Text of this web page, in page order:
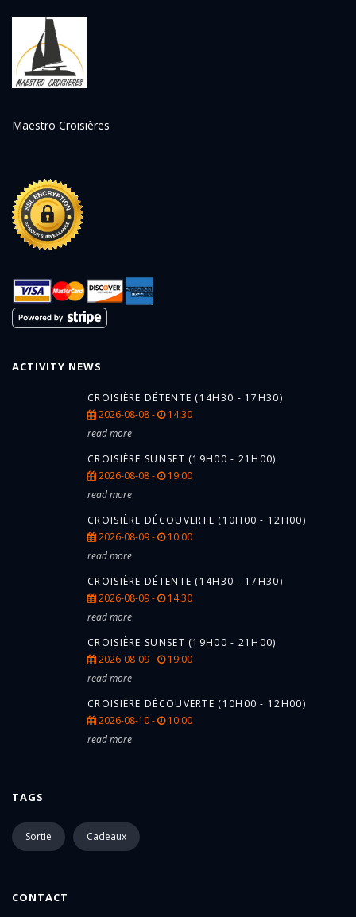
Maestro Croisières
ACTIVITY NEWS
CROISIÈRE DÉTENTE (14H30 - 17H30)
2026-08-08 -
14:30
read more
CROISIÈRE SUNSET (19H00 - 21H00)
2026-08-08 -
19:00
read more
CROISIÈRE DÉCOUVERTE (10H00 - 12H00)
2026-08-09 -
10:00
read more
CROISIÈRE DÉTENTE (14H30 - 17H30)
2026-08-09 -
14:30
read more
CROISIÈRE SUNSET (19H00 - 21H00)
2026-08-09 -
19:00
read more
CROISIÈRE DÉCOUVERTE (10H00 - 12H00)
2026-08-10 -
10:00
read more
TAGS
Sortie Cadeaux
CONTACT